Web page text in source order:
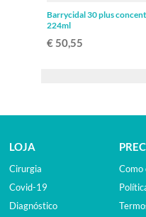
Barrycidal 30 plus
224ml
€ 50,55
LOJA
Cirurgia
Covid-19
Diagnóstico
Como